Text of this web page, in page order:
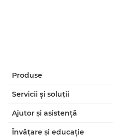
Produse
Servicii şi soluţii
Ajutor şi asistenţă
Învăţare şi educaţie